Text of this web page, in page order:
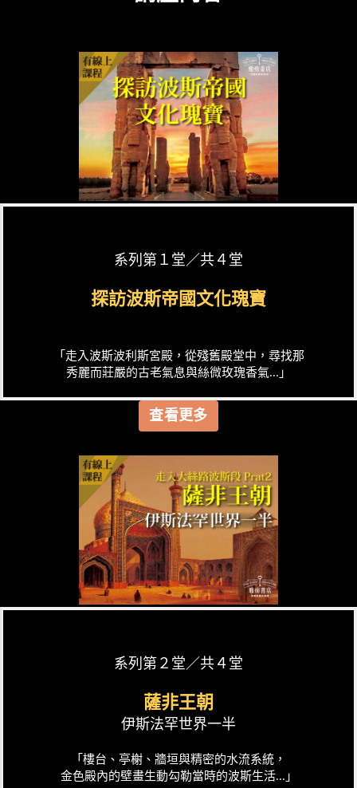
系列第１堂／共４堂
探訪波斯帝國文化瑰寶
「走入波斯波利斯宮殿，從殘舊殿堂中，尋找那
秀麗而莊嚴的古老氣息與絲微玫瑰香氣...」
查看更多
系列第２堂／共４堂
薩非王朝
伊斯法罕世界一半
「樓台、亭榭、牆垣與精密的水流系統，
金色殿內的壁畫生動勾勒當時的波斯生活...」